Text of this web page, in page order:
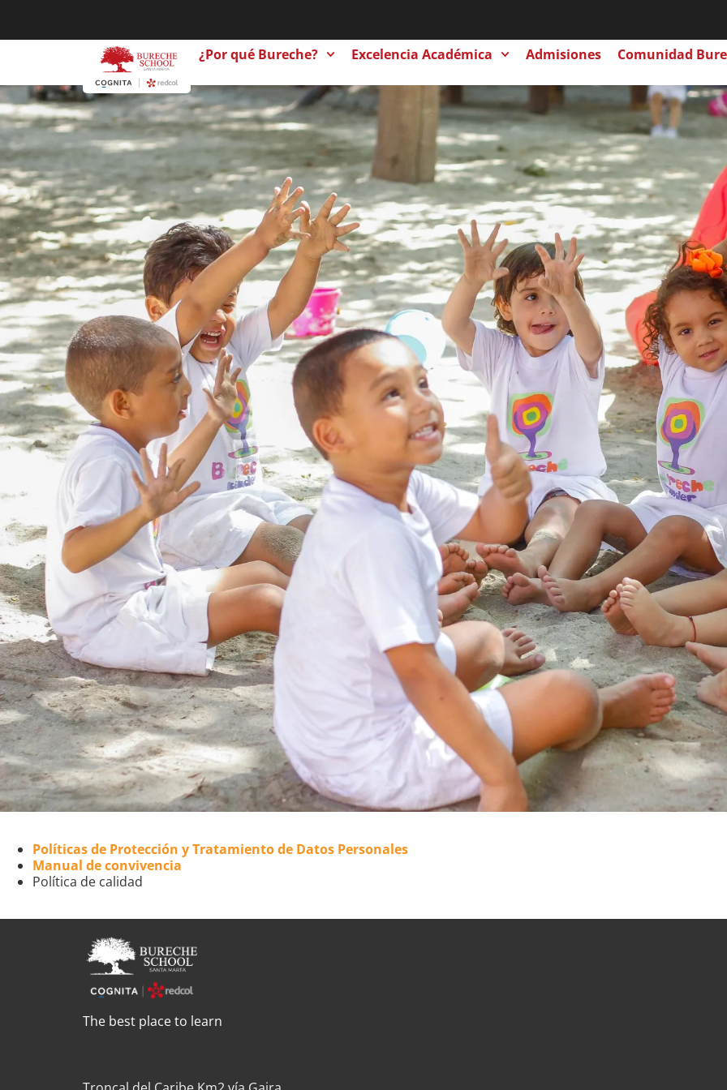
¿Por qué Bureche? Excelencia Académica Admisiones Comunidad
Políticas de Protección y Tratamiento de Datos Personales
Manual de convivencia
Política de calidad
The best place to learn